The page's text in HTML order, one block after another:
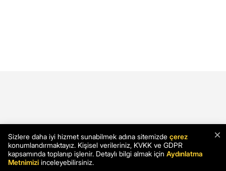
×
Sizlere daha iyi hizmet sunabilmek adına sitemizde çerez
konumlandırmaktayız. Kişisel verileriniz, KVKK ve GDPR
kapsamında toplanıp işlenir. Detaylı bilgi almak için Aydınlatma
Metnimizi inceleyebilirsiniz.